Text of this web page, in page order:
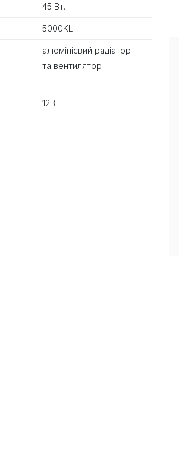
45 Вт.
5000KL
алюмінієвий радіатор
та вентилятор
12В